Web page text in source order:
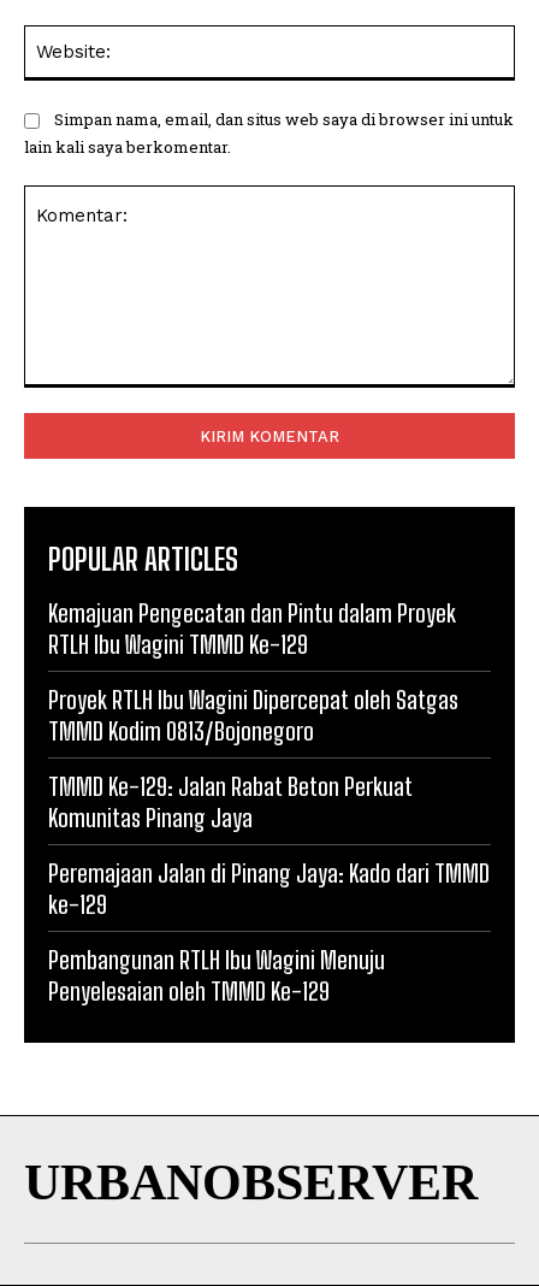
Simpan nama, email, dan situs web saya di browser ini untuk
lain kali saya berkomentar.
POPULAR ARTICLES
Kemajuan Pengecatan dan Pintu dalam Proyek
RTLH Ibu Wagini TMMD Ke-129
Proyek RTLH Ibu Wagini Dipercepat oleh Satgas
TMMD Kodim 0813/Bojonegoro
TMMD Ke-129: Jalan Rabat Beton Perkuat
Komunitas Pinang Jaya
Peremajaan Jalan di Pinang Jaya: Kado dari TMMD
ke-129
Pembangunan RTLH Ibu Wagini Menuju
Penyelesaian oleh TMMD Ke-129
URBANOBSERVER